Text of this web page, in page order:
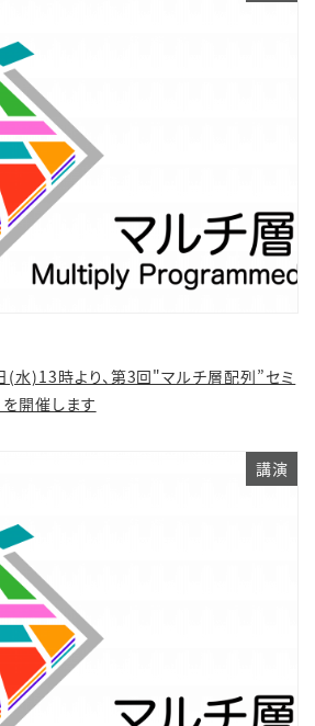
(水)13時より、第3回"マルチ層配列”セミ
を開催します
講演